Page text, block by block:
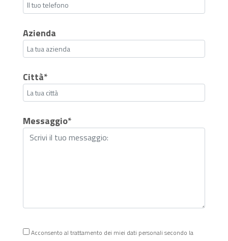
Azienda
Città*
Messaggio*
Acconsento al trattamento dei miei dati personali secondo la